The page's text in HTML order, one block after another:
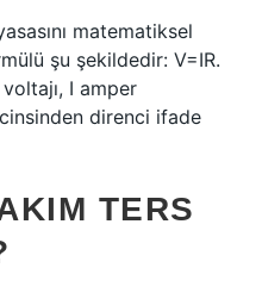
matematiksel
şu şekildedir: V=IR.
I amper
direnci ifade
TERS